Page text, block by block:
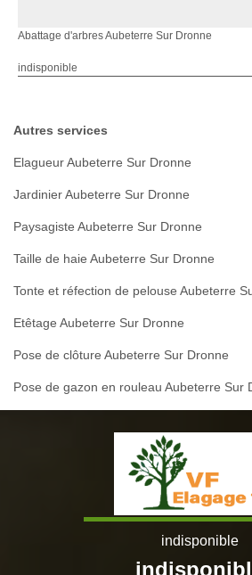
Abattage d'arbres Aubeterre Sur Dronne
indisponible
Autres services
Elagueur Aubeterre Sur Dronne
Jardinier Aubeterre Sur Dronne
Paysagiste Aubeterre Sur Dronne
Taille de haie Aubeterre Sur Dronne
Tonte et réfection de pelouse Aubeterre
Etêtage Aubeterre Sur Dronne
Pose de clôture Aubeterre Sur Dronne
Pose de gazon en rouleau Aubeterre Sur
indisponible